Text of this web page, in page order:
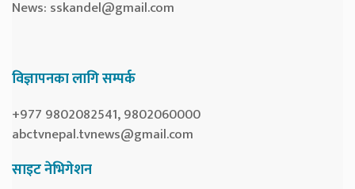
News: sskandel@gmail.com
विज्ञापनका लागि सम्पर्क
+977 9802082541, 9802060000
abctvnepal.tvnews@gmail.com
साइट नेभिगेशन